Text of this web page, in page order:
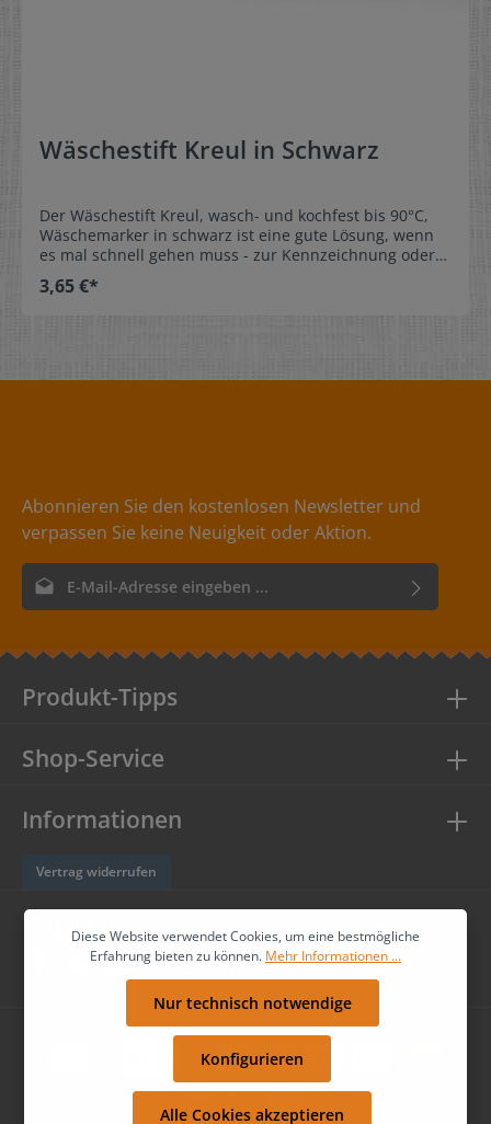
Wäschestift Kreul in Schwarz
Der Wäschestift Kreul, wasch- und kochfest bis 90°C,
Wäschemarker in schwarz ist eine gute Lösung, wenn
es mal schnell gehen muss - zur Kennzeichnung oder
Wäschestücke.Werden Sie kreativ und gestalten und
3,65 €*
Abonnieren Sie den kostenlosen Newsletter und
verpassen Sie keine Neuigkeit oder Aktion.
E-Mail-Adresse*
einverstanden.
Folge uns
Produkt-Tipps
Shop-Service
Informationen
Vertrag widerrufen
Diese Website verwendet Cookies, um eine bestmögliche
Erfahrung bieten zu können. Mehr Informationen ...
Nur technisch notwendige
Konfigurieren
Alle Cookies akzeptieren